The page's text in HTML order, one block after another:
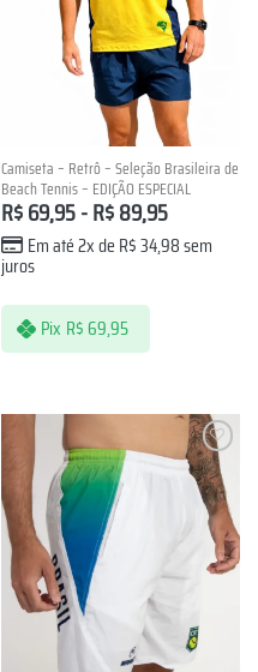
Camiseta – Retrô – Seleção Brasileira de
Beach Tennis – EDIÇÃO ESPECIAL
R$69,95-R$89,95
Em até 2x de R$34,98sem
juros
Pix R$69,95
Lista de
Desejos